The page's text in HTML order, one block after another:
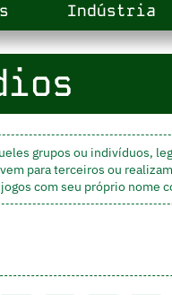
Indústria
grupos ou indivíduos,
para terceiros ou
com seu próprio nome